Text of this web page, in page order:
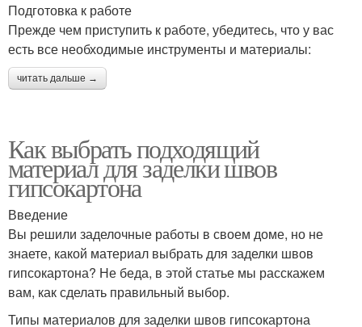
Подготовка к работе
Прежде чем приступить к работе, убедитесь, что у вас
есть все необходимые инструменты и материалы:
читать дальше →
Как выбрать подходящий
материал для заделки швов
гипсокартона
Введение
Вы решили заделочные работы в своем доме, но не
знаете, какой материал выбрать для заделки швов
гипсокартона? Не беда, в этой статье мы расскажем
вам, как сделать правильный выбор.
Типы материалов для заделки швов гипсокартона